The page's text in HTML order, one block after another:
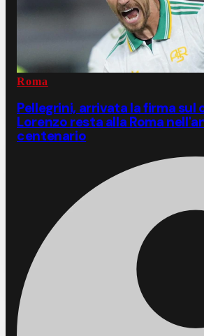
Roma
Pellegrini, arrivata la firma
Lorenzo resta alla Roma
centenario